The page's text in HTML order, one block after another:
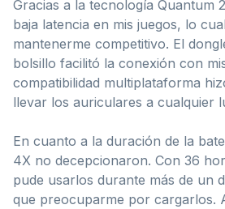
Gracias a la tecnología Quantum
baja latencia en mis juegos, lo
mantenerme competitivo. El
bolsillo facilitó la conexión con
compatibilidad multiplataforma
llevar los auriculares a cualquier
En cuanto a la duración de la
4X no decepcionaron. Con 36
pude usarlos durante más de un
que preocuparme por cargarlos.